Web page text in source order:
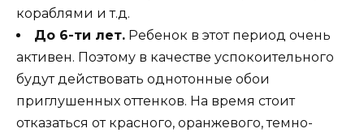
кораблями и т.д.
До 6-ти лет. Ребенок в этот период очень
активен. Поэтому в качестве успокоительного
будут действовать однотонные обои
приглушенных оттенков. На время стоит
отказаться от красного, оранжевого, темно-